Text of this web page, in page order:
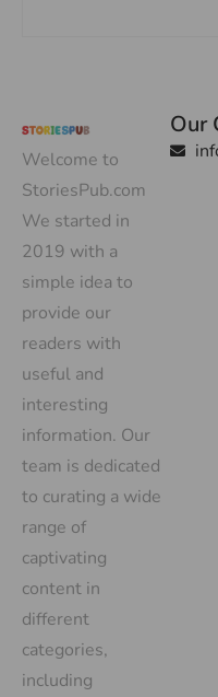
Welcome to
StoriesPub.com
We started in
2019 with a
simple idea to
provide our
readers with
useful and
interesting
information. Our
team is dedicated
to curating a wide
range of
captivating
content in
different
categories,
including
Our